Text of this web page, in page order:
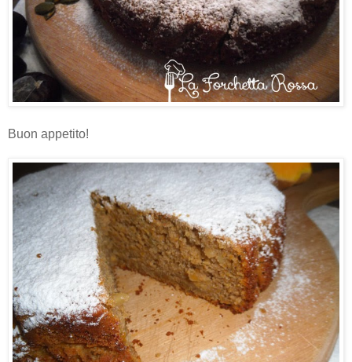
Buon appetito!